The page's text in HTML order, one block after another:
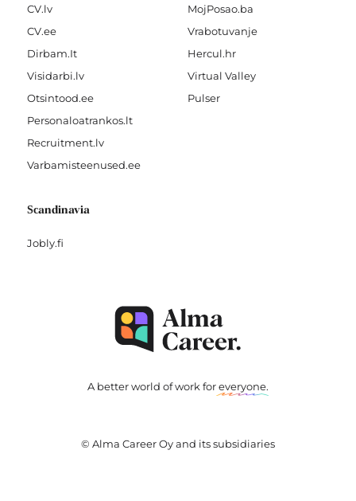
CV.lv
CV.ee
Dirbam.It
Visidarbi.lv
Otsintood.ee
Personaloatrankos.lt
Recruitment.lv
Varbamisteenused.ee
MojPosao.ba
Vrabotuvanje
Hercul.hr
Virtual Valley
Pulser
Scandinavia
Jobly.fi
A better world of work foreveryone.
© Alma Career Oy and its subsidiaries